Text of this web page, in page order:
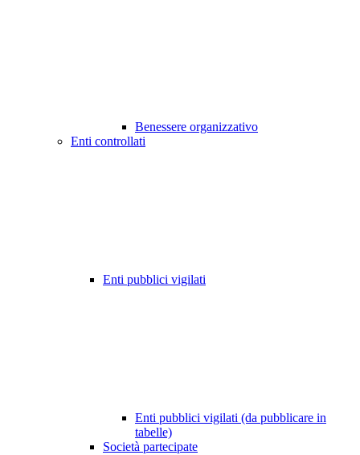
Benessere organizzativo
Enti controllati
Enti pubblici vigilati
Enti pubblici vigilati (da pubblicare in
tabelle)
Società partecipate